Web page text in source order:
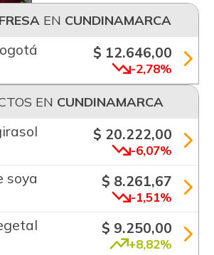
FRESAEN CUNDINAMARCA
$ 12.646,00
-2,78%
EN CUNDINAMARCA
$ 20.222,00
-6,07%
soya $ 8.261,67
-1,51%
$ 9.250,00
+8,82%